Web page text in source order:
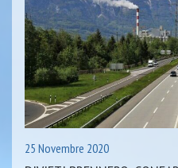
25 Novembre 2020